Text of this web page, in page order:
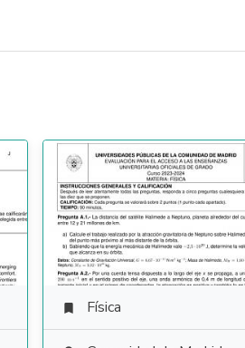
 Física